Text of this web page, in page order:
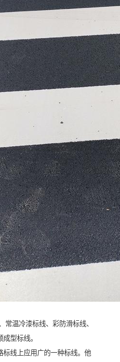
常温冷漆标线、彩防滑标线、
型标线。
标线上应用广的一种标线。他